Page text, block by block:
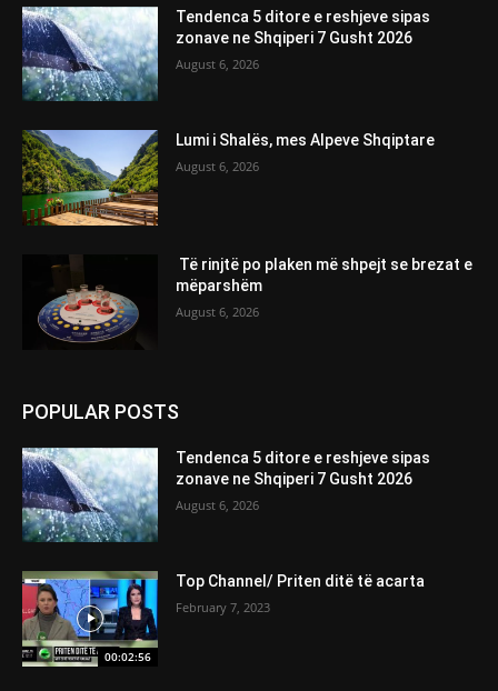
Tendenca 5 ditore e reshjeve sipas
zonave ne Shqiperi 7 Gusht 2026
August 6, 2026
Lumi i Shalës, mes Alpeve Shqiptare
August 6, 2026
Të rinjtë po plaken më shpejt se brezat e
mëparshëm
August 6, 2026
POPULAR POSTS
Tendenca 5 ditore e reshjeve sipas
zonave ne Shqiperi 7 Gusht 2026
August 6, 2026
00:02:56
Top Channel/ Priten ditë të acarta
February 7, 2023